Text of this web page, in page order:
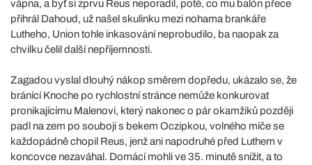
vápna, a byť si zprvu Reus neporadil, poté, co mu balón přece
přihrál Dahoud, už našel skulinku mezi nohama brankáře
Lutheho, Union tohle inkasování neprobudilo, ba naopak za
chvilku čelil další nepříjemnosti.
Zagadou vyslal dlouhý nákop směrem dopředu, ukázalo se, že
bránící Knoche po rychlostní stránce nemůže konkurovat
pronikajícímu Malenovi, který nakonec o pár okamžiků později
padl na zem po souboji s bekem Oczipkou, volného míče se
každopádně chopil Reus, jenž ani napodruhé před Luthem v
koncovce nezaváhal. Domácí mohli ve 35. minutě snížit, a to